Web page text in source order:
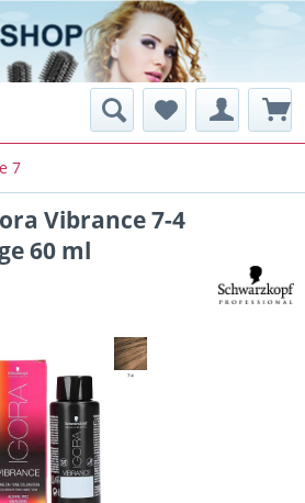
7
Vibrance 7-4
60 ml